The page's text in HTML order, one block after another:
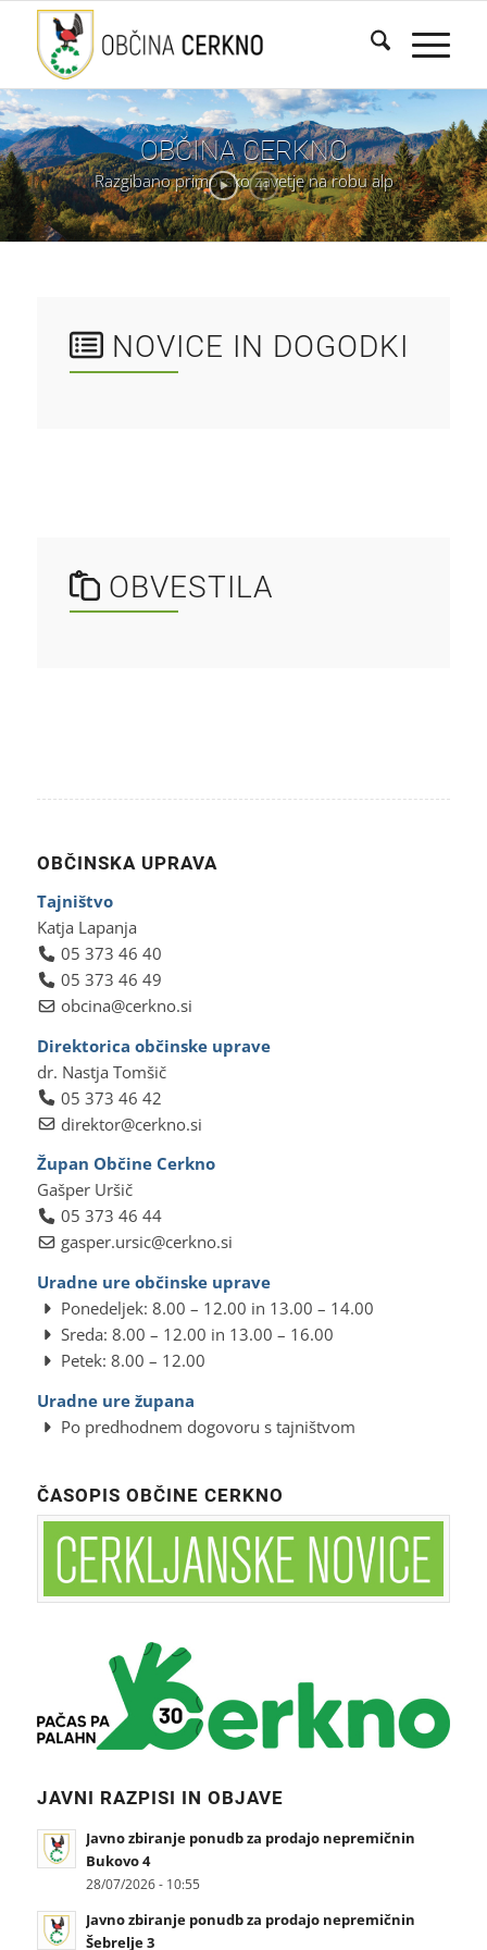
Razgibano primorsko zavetje na robualp
OBČINA CERKNO
NOVICE IN DOGODKI
OBVESTILA
OBČINSKA UPRAVA
Tajništvo
Katja Lapanja
05 373 46 40
05 373 46 49
obcina@cerkno.si
Direktorica občinske uprave
dr. Nastja Tomšič
05 373 46 42
direktor@cerkno.si
Župan Občine Cerkno
Gašper Uršič
05 373 46 44
gasper.ursic@cerkno.si
Uradne ure občinske uprave
Ponedeljek: 8.00 – 12.00 in 13.00 – 14.00
Sreda: 8.00 – 12.00 in 13.00 – 16.00
Petek: 8.00 – 12.00
Uradne ure župana
Po predhodnem dogovoru s tajništvom
ČASOPIS OBČINE CERKNO
JAVNI RAZPISI IN OBJAVE
Javno zbiranje ponudb za prodajo nepremičnin
Bukovo 4
28/07/2026 - 10:55
Javno zbiranje ponudb za prodajo nepremičnin
Šebrelje 3